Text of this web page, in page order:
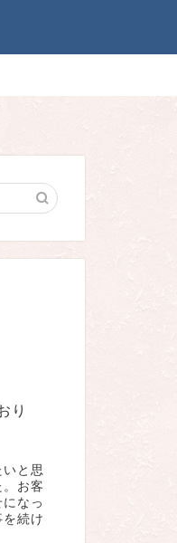
り
と思
お客
なっ
続け